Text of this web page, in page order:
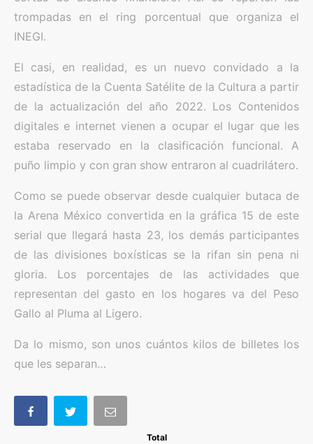
trompadas en el ring porcentual que organiza el
INEGI.
El casi, en realidad, es un nuevo convidado a la
estadística de la Cuenta Satélite de la Cultura a partir
de la actualización del año 2022. Los Contenidos
digitales e internet vienen a ocupar el lugar que les
estaba reservado en la clasificación funcional. A
puño limpio y con gran show entraron al cuadrilátero.
Como se puede observar desde cualquier butaca de
la Arena México convertida en la gráfica 15 de este
serial que llegará hasta 23, los demás participantes
de las divisiones boxísticas se la rifan sin pena ni
gloria. Los porcentajes de las actividades que
representan del gasto en los hogares va del Peso
Gallo al Pluma al Ligero.
Da lo mismo, son unos cuántos kilos de billetes los
que les separan…
Total